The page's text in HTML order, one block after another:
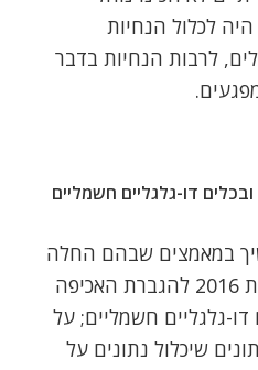
לכלול הנחיות
לרבות הנחיות בדבר
דו-גלגליים חשמליים
במאמצים שבהם החלה
בשנת 2015 ובעיקר בשנת 2016 להגברת האכיפה
דו-גלגליים חשמליים; על
שיכלול נתונים על